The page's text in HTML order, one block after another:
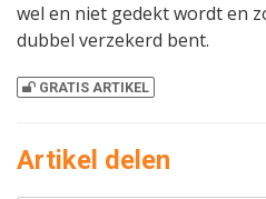
wel en niet gedekt wordt en
dubbel verzekerd bent.
GRATIS ARTIKEL
Artikel delen